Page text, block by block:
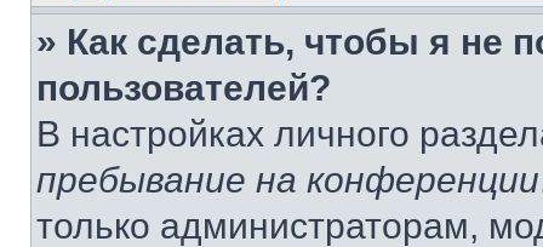
» Как сделать, чтобы я не
пользователей?
В настройках личного
пребывание на конференции
только администраторам,